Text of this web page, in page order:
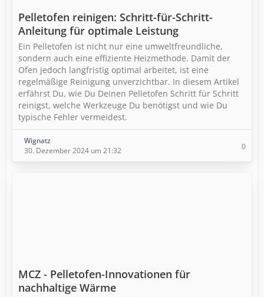
Pelletofen reinigen: Schritt-für-Schritt-
Anleitung für optimale Leistung
Ein Pelletofen ist nicht nur eine umweltfreundliche,
sondern auch eine effiziente Heizmethode. Damit der
Ofen jedoch langfristig optimal arbeitet, ist eine
regelmäßige Reinigung unverzichtbar. In diesem Artikel
erfährst Du, wie Du Deinen Pelletofen Schritt für Schritt
reinigst, welche Werkzeuge Du benötigst und wie Du
typische Fehler vermeidest.
Wignatz
30. Dezember 2024 um 21:32
0
MCZ - Pelletofen-Innovationen für
nachhaltige Wärme